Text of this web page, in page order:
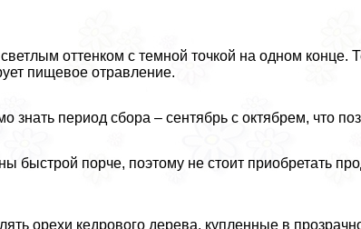
оттенком с темной точкой на одном конце.
пищевое отравление.
знать период сбора – сентябрь с октябрем, что
быстрой порче, поэтому не стоит приобретать
орехи кедрового дерева, купленные в